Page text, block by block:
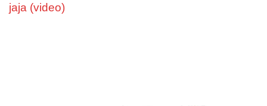
jaja (video)